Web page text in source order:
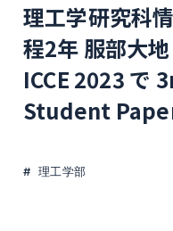
理工学研究科
程2年 服部大
ICCE 2023 で
Student
理工学部